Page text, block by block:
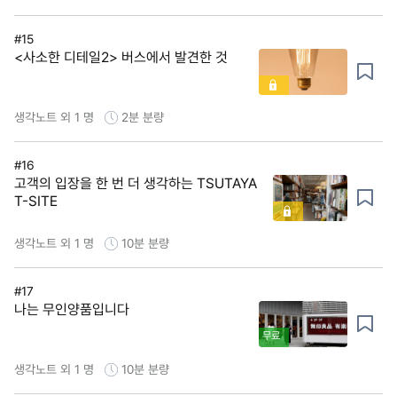
#15
<사소한 디테일2> 버스에서 발견한 것
생각노트 외 1 명 2분 분량
#16
고객의 입장을 한 번 더 생각하는 TSUTAYA
T-SITE
생각노트 외 1 명 10분 분량
#17
나는 무인양품입니다
무료
생각노트 외 1 명 10분 분량